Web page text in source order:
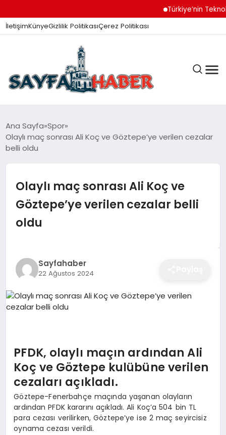
Türkiye’nin
İletişimKünyeGizlilik PolitikasıÇerez Politikası
ANA SAYFA
GÜNDEM
İZMIR HABERLERI
EKONOMI
SAĞLIK
SPOR
YAŞAM
DIĞER
Ana Sayfa Spor
Olaylı maç sonrası Ali Koç ve Göztepe’ye verilen cezalar
belli oldu
Olaylı maç sonrası Ali Koç ve
Göztepe’ye verilen cezalar belli
oldu
Sayfahaber
22 Ağustos 2024
PFDK, olaylı maçın ardından Ali
Koç ve Göztepe kulübüne verilen
cezaları açıkladı.
Göztepe-Fenerbahçe maçında yaşanan olayların
ardından PFDK kararını açıkladı. Ali Koç’a 504 bin TL
para cezası verilirken, Göztepe’ye ise 2 maç seyircisiz
oynama cezası verildi.